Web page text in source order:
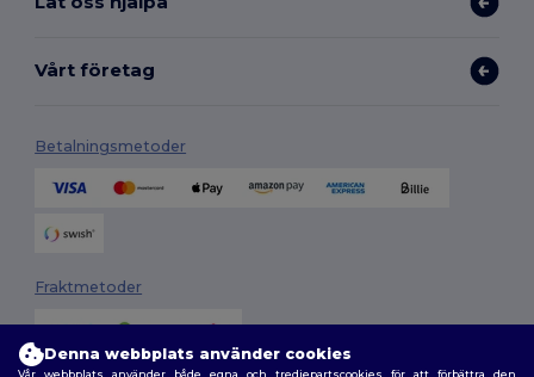
Vårt företag
Betalningsmetoder
Fraktmetoder
Denna webbplats använder cookies
Vår webbplats använder både egna och tredjepartscookies för att förbättra den